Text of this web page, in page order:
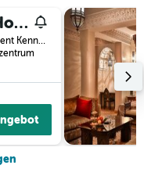
Kennedy Hospitality Resort
Avenue Du President Kennedy, Marrakesch, Marokko